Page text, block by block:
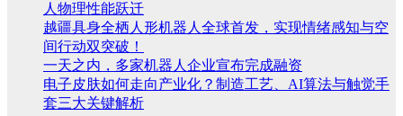
人物理性能跃迁
越疆具身全栖人形机器人全球首发，实现情绪感知与空
间行动双突破！
一天之内，多家机器人企业宣布完成融资
电子皮肤如何走向产业化？制造工艺、AI算法与触觉手
套三大关键解析